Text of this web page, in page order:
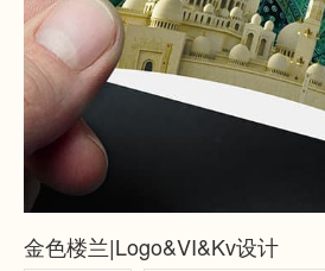
查看案例
金色楼兰|Logo&VI&Kv设计